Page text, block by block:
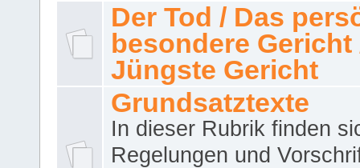
Der Tod / Das
besondere Gericht
Jüngste Gericht
Grundsatztexte
In dieser Rubrik finden
Regelungen und